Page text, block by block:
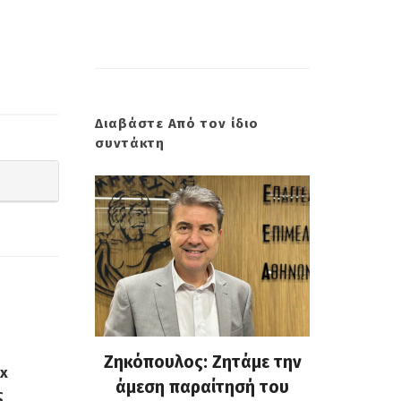
Διαβάστε Από τον ίδιο
συντάκτη
Ζηκόπουλος: Ζητάμε την
άμεση παραίτησή του